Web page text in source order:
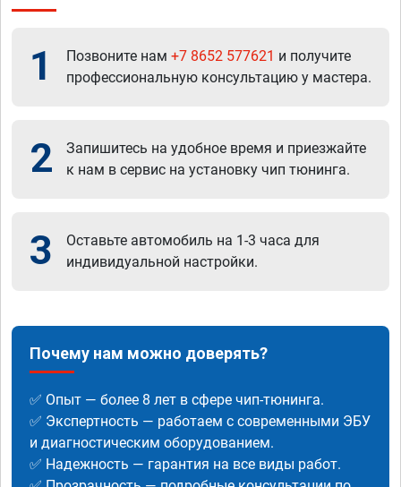
1 Позвоните нам +7 8652 577621 и получите
профессиональную консультацию у мастера.
2
Запишитесь на удобное время и приезжайте
к нам в сервис на установку чип тюнинга.
3
Оставьте автомобиль на 1-3 часа для
индивидуальной настройки.
Почему нам можно доверять?
✅ Опыт — более 8 лет в сфере чип-тюнинга.
✅ Экспертность — работаем с современными ЭБУ
и диагностическим оборудованием.
✅ Надежность — гарантия на все виды работ.